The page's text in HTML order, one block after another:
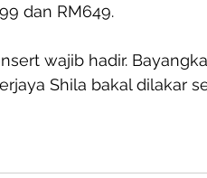
dan RM649.
wajib hadir.
Shila bakal dilakar